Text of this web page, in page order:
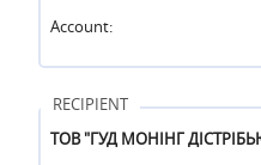
Account:
RECIPIENT
ТОВ "ГУД МОНІНГ